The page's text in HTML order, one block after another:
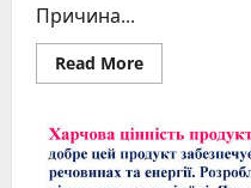
Причина...
Read MoreRead
more
прискорити
метаболізм
для
схуднення